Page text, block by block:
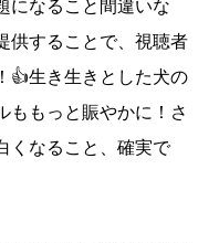
になること間違いな
供することで、視聴者
👍生き生きとした犬の
ももっと賑やかに！さ
くなること、確実で